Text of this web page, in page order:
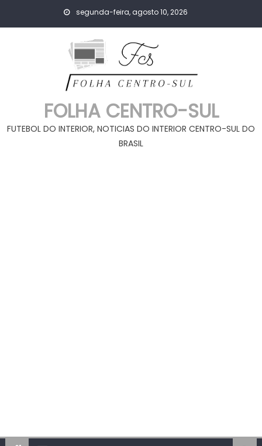
segunda-feira, agosto 10, 2026
FOLHA CENTRO-SUL
FUTEBOL DO INTERIOR, NOTICIAS DO INTERIOR CENTRO-SUL DO
BRASIL